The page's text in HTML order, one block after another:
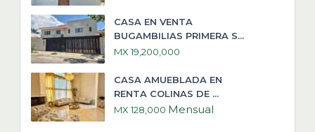
CASA EN VENTA
BUGAMBILIAS PRIMERA S...
MX 19,200,000
CASA AMUEBLADA EN
RENTA COLINAS DE ...
MX 128,000 Mensual